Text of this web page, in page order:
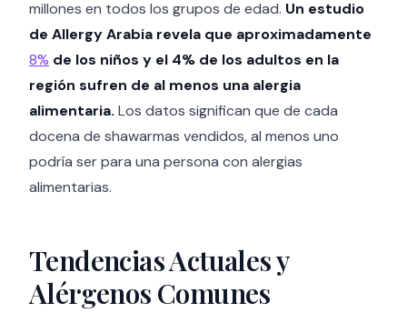
millones en todos los grupos de edad. Un estudio
de Allergy Arabia revela que aproximadamente
8% de los niños y el 4% de los adultos en la
región sufren de al menos una alergia
alimentaria. Los datos significan que de cada
docena de shawarmas vendidos, al menos uno
podría ser para una persona con alergias
alimentarias.
Tendencias Actuales y
Alérgenos Comunes